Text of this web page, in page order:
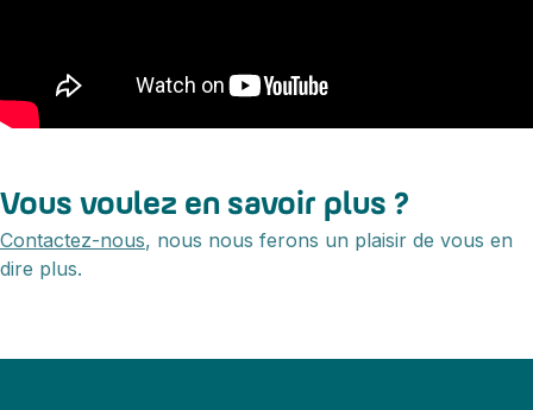
Vous voulez en savoir plus ?
Contactez-nous, nous nous ferons un plaisir de vous en
dire plus.